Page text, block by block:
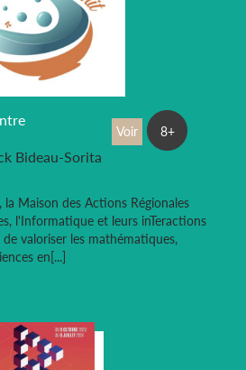
Bideau-Sorita
Maison des Actions Régionales
l'Informatique et leurs inTeractions
valoriser les mathématiques,
en[...]
Voir 8+